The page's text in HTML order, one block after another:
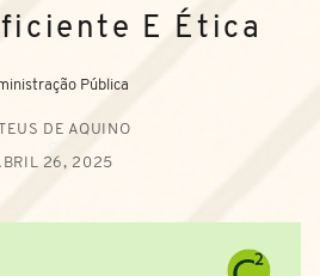
E Ética
Pública
DE AQUINO
26, 2025